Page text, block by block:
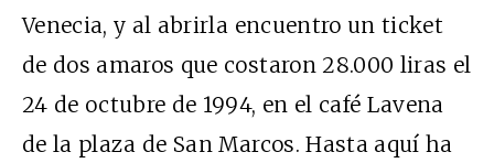
Venecia, y al abrirla encuentro un ticket
de dos amaros que costaron 28.000 liras el
24 de octubre de 1994, en el café Lavena
de la plaza de San Marcos. Hasta aquí ha